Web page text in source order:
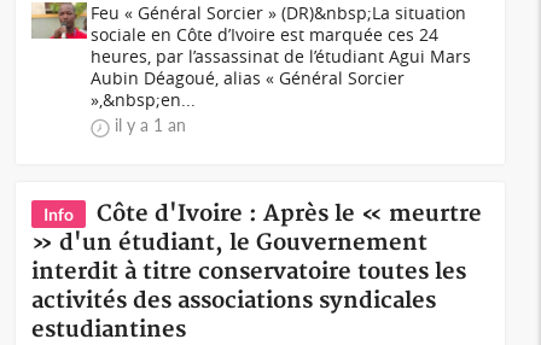
Feu « Général Sorcier » (DR)&nbsp;La situation
sociale en Côte d’Ivoire est marquée ces 24
heures, par l’assassinat de l’étudiant Agui Mars
Aubin Déagoué, alias « Général Sorcier
»,&nbsp;en...
il y a 1 an
Info
Côte d'Ivoire : Après le « meurtre
» d'un étudiant, le Gouvernement
interdit à titre conservatoire toutes les
activités des associations syndicales
estudiantines